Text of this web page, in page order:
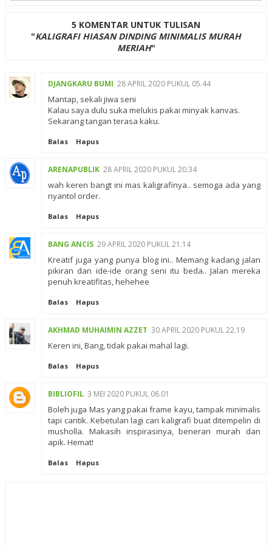
5 KOMENTAR UNTUK TULISAN
"KALIGRAFI HIASAN DINDING MINIMALIS MURAH
MERIAH"
DJANGKARU BUMI 28 APRIL 2020 PUKUL 05.44
Mantap, sekali jiwa seni
Kalau saya dulu suka melukis pakai minyak kanvas.
Sekarang tangan terasa kaku.
Balas Hapus
ARENAPUBLIK 28 APRIL 2020 PUKUL 20.34
wah keren bangt ini mas kaligrafinya.. semoga ada yang
nyantol order.
Balas Hapus
BANG ANCIS 29 APRIL 2020 PUKUL 21.14
Kreatif juga yang punya blog ini.. Memang kadang jalan
pikiran dan ide-ide orang seni itu beda.. Jalan mereka
penuh kreatifitas, hehehee
Balas Hapus
AKHMAD MUHAIMIN AZZET 30 APRIL 2020 PUKUL 22.19
Keren ini, Bang, tidak pakai mahal lagi.
Balas Hapus
BIBLIOFIL 3 MEI 2020 PUKUL 06.01
Boleh juga Mas yang pakai frame kayu, tampak minimalis
tapi cantik. Kebetulan lagi cari kaligrafi buat ditempelin di
musholla. Makasih inspirasinya, beneran murah dan
apik. Hemat!
Balas Hapus